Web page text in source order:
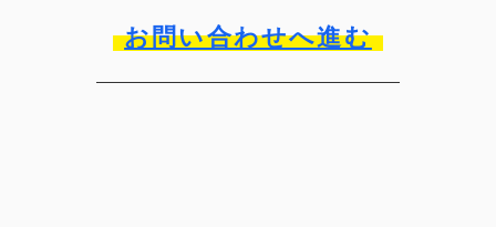
お問い合わせへ進む